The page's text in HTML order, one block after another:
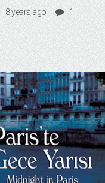
8 years ago 1